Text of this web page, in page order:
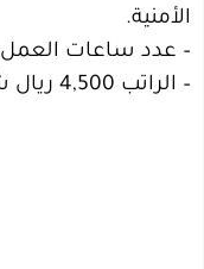
الأمنية.
– عدد ساعات العمل 8 ساعات.
– الراتب 4,500 ريال شامل التأمينات.